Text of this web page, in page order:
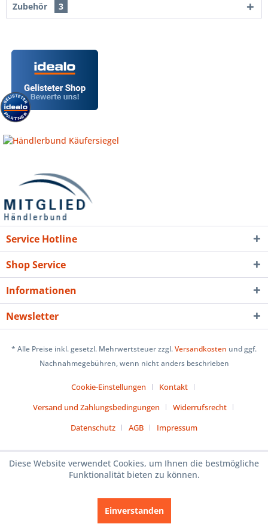
Zubehör 3
Service Hotline
Shop Service
Informationen
Newsletter
* Alle Preise inkl. gesetzl. Mehrwertsteuer zzgl.Versandkosten und ggf.
Nachnahmegebühren, wenn nicht anders beschrieben
Cookie-Einstellungen
Kontakt
Versand und Zahlungsbedingungen
Widerrufsrecht
Datenschutz
AGB Impressum
Diese Website verwendet Cookies, um Ihnen die bestmögliche
Funktionalität bieten zu können.
Einverstanden